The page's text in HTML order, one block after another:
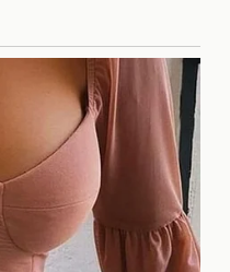
de generar
y la diversidad de
buscan individuos
sino que también
que resuenen con el
que el programa
captar la atención de